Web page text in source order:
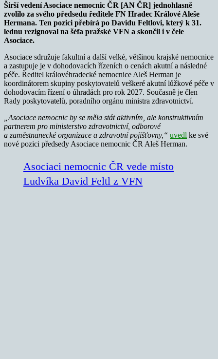
Širší vedení Asociace nemocnic ČR [AN ČR] jednohlasně
zvolilo za svého předsedu ředitele FN Hradec Králové Aleše
Hermana. Ten pozici přebírá po Davidu Feltlovi, který k 31.
lednu rezignoval na šéfa pražské VFN a skončil i v čele
Asociace.
Asociace sdružuje fakultní a další velké, většinou krajské nemocnice
a zastupuje je v dohodovacích řízeních o cenách akutní a následné
péče. Ředitel královéhradecké nemocnice Aleš Herman je
koordinátorem skupiny poskytovatelů veškeré akutní lůžkové péče v
dohodovacím řízení o úhradách pro rok 2027. Současně je člen
Rady poskytovatelů, poradního orgánu ministra zdravotnictví.
„Asociace nemocnic by se měla stát aktivním, ale konstruktivním
partnerem pro ministerstvo zdravotnictví, odborové
a zaměstnanecké organizace a zdravotní pojišťovny,“ uvedl ke své
nové pozici předsedy Asociace nemocnic ČR Aleš Herman.
Asociaci nemocnic ČR vede místo
Ludvíka David Feltl z VFN